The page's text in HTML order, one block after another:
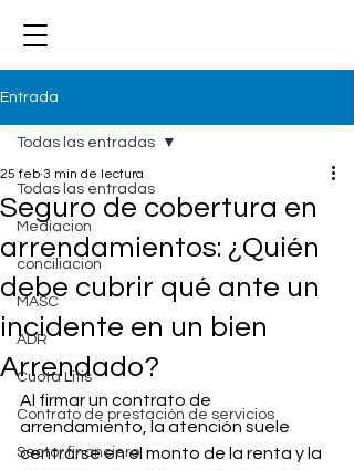
Entrada
Todas las entradas
Mediacion
conciliacion
MASC
ADR
Cuota Litis
Contrato de prestación de servicios
Sector financiero
Todas las entradas
Seguro de cobertura en
arrendamientos: ¿Quién
debe cubrir qué ante un
incidente en un bien
Arrendado?
25 feb 3 min de lectura
Al firmar un contrato de
arrendamiento, la atención suele
centrarse en el monto de la renta y la